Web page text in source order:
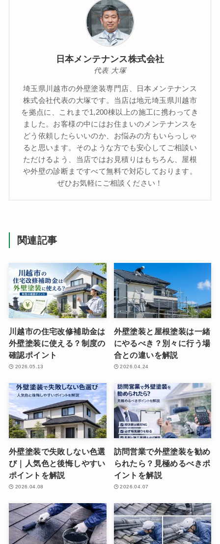
日本メンテナンス株式会社
代表 大塚
埼玉県川越市の外壁塗装専門店、日本メンテナンス
株式会社代表の大塚です。当店は地元埼玉県川越市
を拠点に、これまで1,200棟以上の施工に携わってき
ました。お客様の中にはお住まいのメンテナンスを
どう依頼したらいいのか、お悩みの方もいらっしゃ
ると思います。そのような方でも安心してご相談い
ただけるよう、当店ではお見積りはもちろん、屋根
や外壁の診断まですべて無料で対応しております。
ぜひお気軽にご相談ください！
関連記事
川越市の住宅改修補助金は
外壁塗装に使える？制度の
確認ポイント
2026.05.13
外壁塗装と屋根塗装は一緒
にやるべき？別々に行う場
合との違いを解説
2026.04.24
外壁塗装で失敗しない色選
び｜人気色と後悔しやすい
ポイントを解説
2026.04.08
訪問営業で外壁塗装を勧め
られたら？見極めるべきポ
イントを解説
2026.04.07